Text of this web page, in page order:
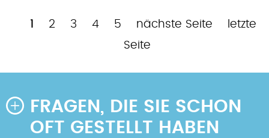
Seitennummerierung
Aktuelle
1 Page
2 Page
3 Page
4 Page
5
Nächste
Seite
nächste Seite
Letzte
letzte
Seite
FRAGEN, DIE SIE SCHON
OFT GESTELLT HABEN